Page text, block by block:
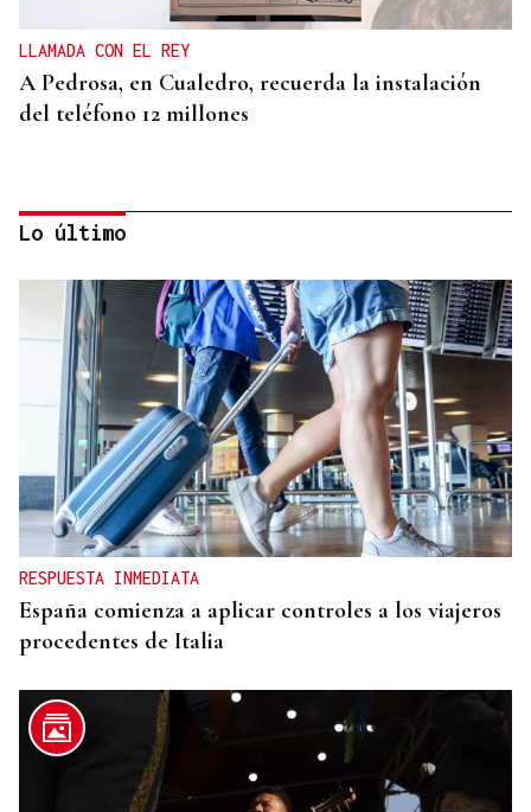
LLAMADA CON EL REY
A Pedrosa, en Cualedro, recuerda la instalación
del teléfono 12 millones
OU-1018
Un camión queda atravesado en medio de
carretera en Cualedro
Lo último
RESPUESTA INMEDIATA
España comienza a aplicar controles a los viajeros
procedentes de Italia